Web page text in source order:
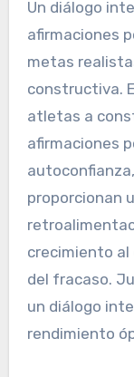
Un diálogo
afirmaciones
metas
constructiva.
atletas a
afirmaciones
proporcionan
crecimiento al
del fracaso.
un diálogo
rendimiento